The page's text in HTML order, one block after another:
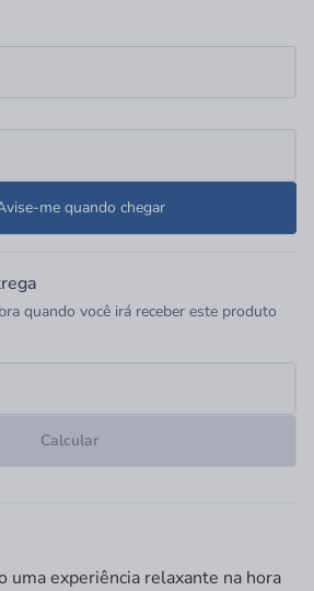
me quando chegar
quando você irá receber este produto
Calcular
uma experiência relaxante na hora